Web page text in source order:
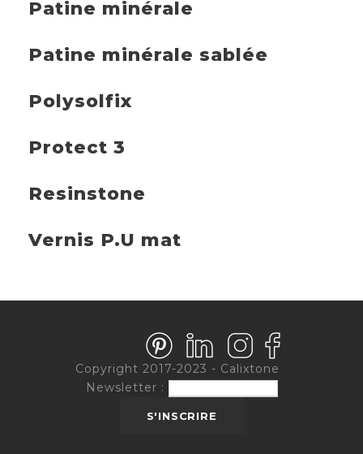
Patine minérale
Patine minérale sablée
Polysolfix
Protect 3
Resinstone
Vernis P.U mat
Copyright 2017-2023 - Calixtone
Newsletter :